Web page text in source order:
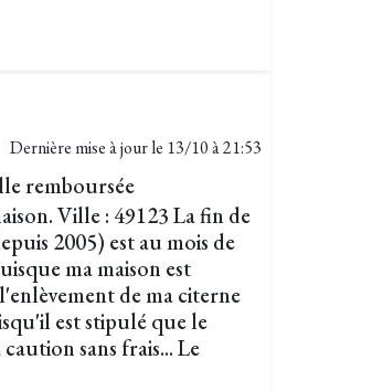
Dernière mise à jour le 13/10 à 21:53
remboursée
Ville : 49123 La fin de
2005) est au mois de
ma maison est
de ma citerne
est stipulé que le
sans frais... Le